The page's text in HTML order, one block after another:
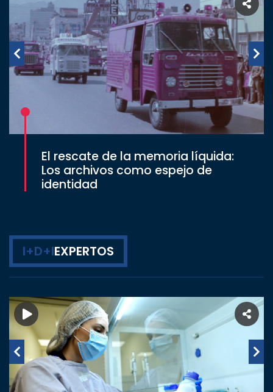
El rescate de la memoria líquida:
Los archivos como espejo de
identidad
I+D+IEXPERTOS